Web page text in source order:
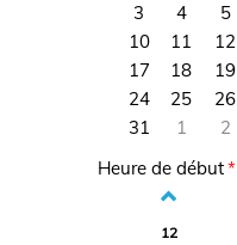
3
4 5
10
11 12
17
18 19
24
25 26
31
1 2
Heure de début*

12